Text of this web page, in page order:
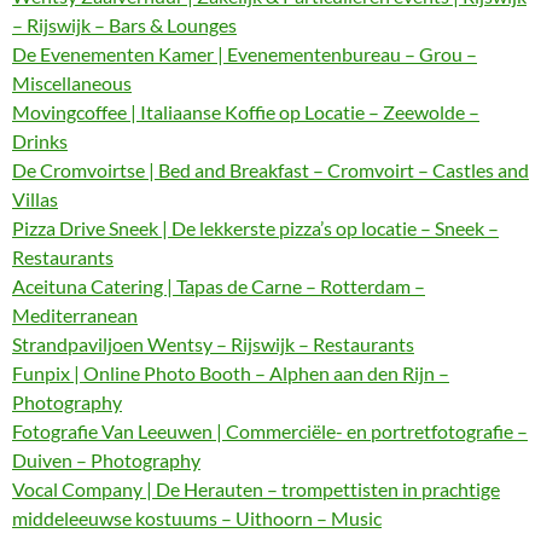
– Rijswijk – Bars & Lounges
De Evenementen Kamer | Evenementenbureau – Grou –
Miscellaneous
Movingcoffee | Italiaanse Koffie op Locatie – Zeewolde –
Drinks
De Cromvoirtse | Bed and Breakfast – Cromvoirt – Castles and
Villas
Pizza Drive Sneek | De lekkerste pizza’s op locatie – Sneek –
Restaurants
Aceituna Catering | Tapas de Carne – Rotterdam –
Mediterranean
Strandpaviljoen Wentsy – Rijswijk – Restaurants
Funpix | Online Photo Booth – Alphen aan den Rijn –
Photography
Fotografie Van Leeuwen | Commerciële- en portretfotografie –
Duiven – Photography
Vocal Company | De Herauten – trompettisten in prachtige
middeleeuwse kostuums – Uithoorn – Music